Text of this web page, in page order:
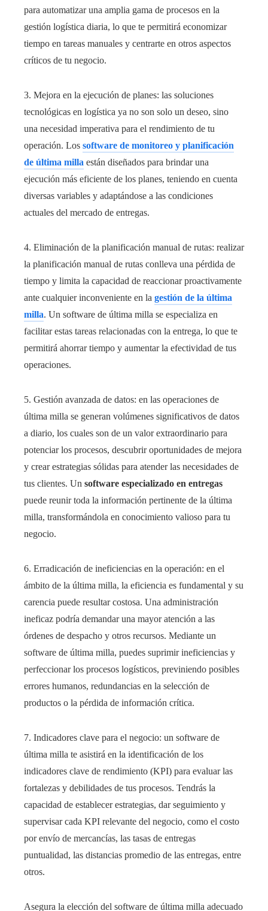
para automatizar una amplia gama de procesos en la
gestión logística diaria, lo que te permitirá economizar
tiempo en tareas manuales y centrarte en otros aspectos
críticos de tu negocio.
3. Mejora en la ejecución de planes: las soluciones
tecnológicas en logística ya no son solo un deseo, sino
una necesidad imperativa para el rendimiento de tu
operación. Los software de monitoreo y planificación
de última milla están diseñados para brindar una
ejecución más eficiente de los planes, teniendo en cuenta
diversas variables y adaptándose a las condiciones
actuales del mercado de entregas.
4. Eliminación de la planificación manual de rutas: realizar
la planificación manual de rutas conlleva una pérdida de
tiempo y limita la capacidad de reaccionar proactivamente
ante cualquier inconveniente en la gestión de la última
milla. Un software de última milla se especializa en
facilitar estas tareas relacionadas con la entrega, lo que te
permitirá ahorrar tiempo y aumentar la efectividad de tus
operaciones.
5. Gestión avanzada de datos: en las operaciones de
última milla se generan volúmenes significativos de datos
a diario, los cuales son de un valor extraordinario para
potenciar los procesos, descubrir oportunidades de mejora
y crear estrategias sólidas para atender las necesidades de
tus clientes. Un software especializado en entregas
puede reunir toda la información pertinente de la última
milla, transformándola en conocimiento valioso para tu
negocio.
6. Erradicación de ineficiencias en la operación: en el
ámbito de la última milla, la eficiencia es fundamental y su
carencia puede resultar costosa. Una administración
ineficaz podría demandar una mayor atención a las
órdenes de despacho y otros recursos. Mediante un
software de última milla, puedes suprimir ineficiencias y
perfeccionar los procesos logísticos, previniendo posibles
errores humanos, redundancias en la selección de
productos o la pérdida de información crítica.
7. Indicadores clave para el negocio: un software de
última milla te asistirá en la identificación de los
indicadores clave de rendimiento (KPI) para evaluar las
fortalezas y debilidades de tus procesos. Tendrás la
capacidad de establecer estrategias, dar seguimiento y
supervisar cada KPI relevante del negocio, como el costo
por envío de mercancías, las tasas de entregas
puntualidad, las distancias promedio de las entregas, entre
otros.
Asegura la elección del software de última milla adecuado